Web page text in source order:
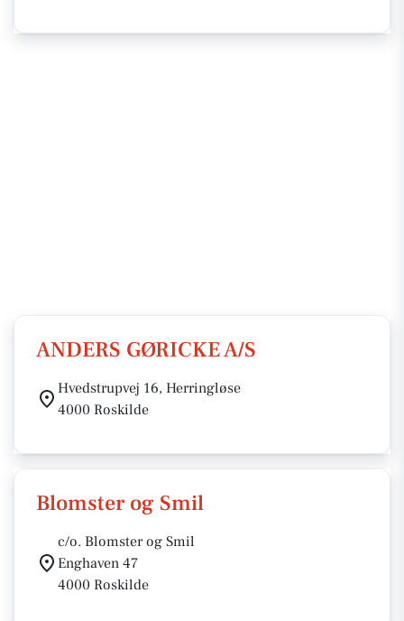
ANDERS GØRICKE A/S
Hvedstrupvej 16, Herringløse
4000 Roskilde
Blomster og Smil
c/o. Blomster og Smil
Enghaven 47
4000 Roskilde